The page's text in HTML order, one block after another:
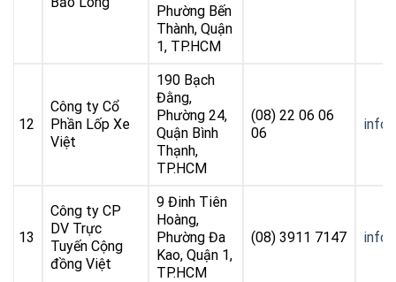
Phường Bến
Thành, Quận
1, TP.HCM
12
Công ty Cổ
Phần Lốp Xe
Việt
190 Bạch
Đằng,
Phường 24,
Quận Bình
Thạnh,
TP.HCM
(08) 22 06 06
06
13
Công ty CP
DV Trực
Tuyến Cộng
đồng Việt
9 Đinh Tiên
Hoàng,
Phường Đa
Kao, Quận 1,
TP.HCM
(08) 3911 7147